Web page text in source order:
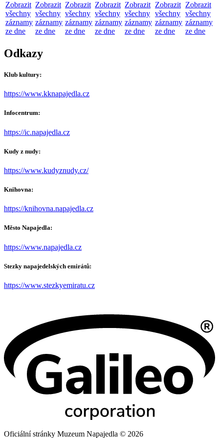
Zobrazit
všechny
záznamy
ze dne
Zobrazit
všechny
záznamy
ze dne
Zobrazit
všechny
záznamy
ze dne
Zobrazit
všechny
záznamy
ze dne
Zobrazit
všechny
záznamy
ze dne
Zobrazit
všechny
záznamy
ze dne
Zobrazit
všechny
záznamy
ze dne
Odkazy
Klub kultury:
https://www.kknapajedla.cz
Infocentrum:
https://ic.napajedla.cz
Kudy z nudy:
https://www.kudyznudy.cz/
Knihovna:
https://knihovna.napajedla.cz
Město Napajedla:
https://www.napajedla.cz
Stezky napajedelských emirátů:
https://www.stezkyemiratu.cz
Oficiální stránky Muzeum Napajedla © 2026